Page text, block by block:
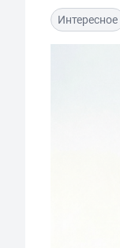
Интересное